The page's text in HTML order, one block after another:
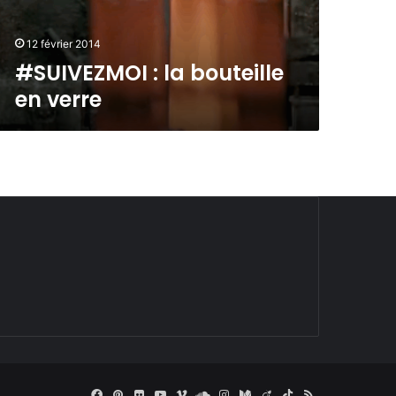
12 février 2014
#SUIVEZMOI : la bouteille
en verre